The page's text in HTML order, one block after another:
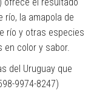
río, la amapola de
río y otras especies
color y sabor.
del Uruguay que
9974-8247)